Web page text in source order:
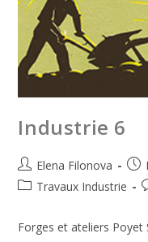
Industrie 6
Elena Filonova
Travaux Industrie
Forges et ateliers Poyet